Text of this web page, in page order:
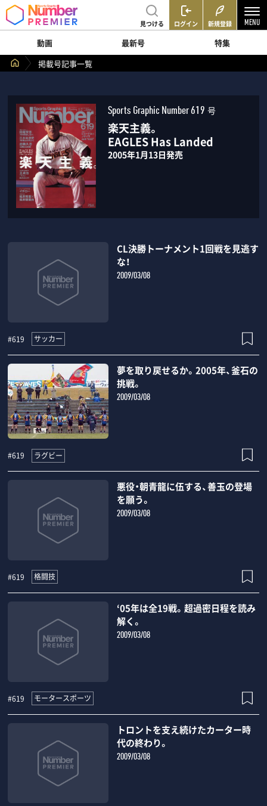
見つける ログイン 新規登録
動画 最新号
特集
掲載号記事一覧
Sports Graphic Number 619 号
楽天主義。
EAGLES Has Landed
2005年1月13日発売
CL決勝トーナメント1回戦を見逃す
な！
2009/03/08
#619 サッカー
夢を取り戻せるか。2005年、釜石の
挑戦。
2009/03/08
#619 ラグビー
悪役・朝青龍に伍する、善玉の登場
を願う。
2009/03/08
#619 格闘技
‘05年は全19戦。超過密日程を読み
解く。
2009/03/08
#619 モータースポーツ
トロントを支え続けたカーター時
代の終わり。
2009/03/08